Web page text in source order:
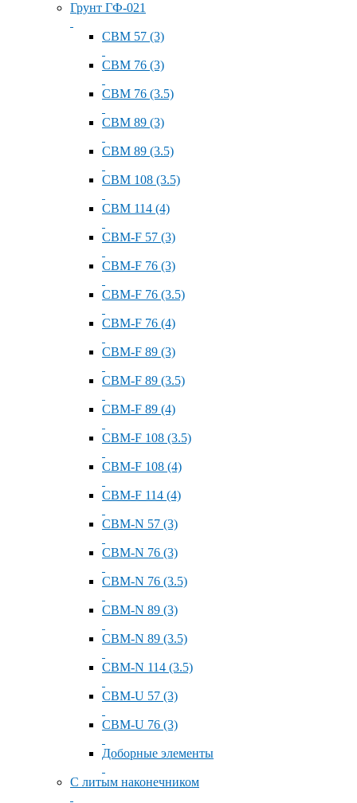
Грунт ГФ-021
СВМ 57 (3)
СВМ 76 (3)
СВМ 76 (3.5)
СВМ 89 (3)
СВМ 89 (3.5)
СВМ 108 (3.5)
СВМ 114 (4)
СВМ-F 57 (3)
СВМ-F 76 (3)
СВМ-F 76 (3.5)
СВМ-F 76 (4)
СВМ-F 89 (3)
СВМ-F 89 (3.5)
СВМ-F 89 (4)
СВМ-F 108 (3.5)
СВМ-F 108 (4)
СВМ-F 114 (4)
СВМ-N 57 (3)
СВМ-N 76 (3)
СВМ-N 76 (3.5)
СВМ-N 89 (3)
СВМ-N 89 (3.5)
СВМ-N 114 (3.5)
СВМ-U 57 (3)
СВМ-U 76 (3)
Доборные элементы
С литым наконечником